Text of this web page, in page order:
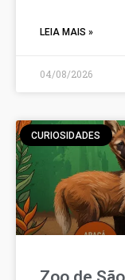
LEIA MAIS »
04/08/2026
CURIOSIDADES